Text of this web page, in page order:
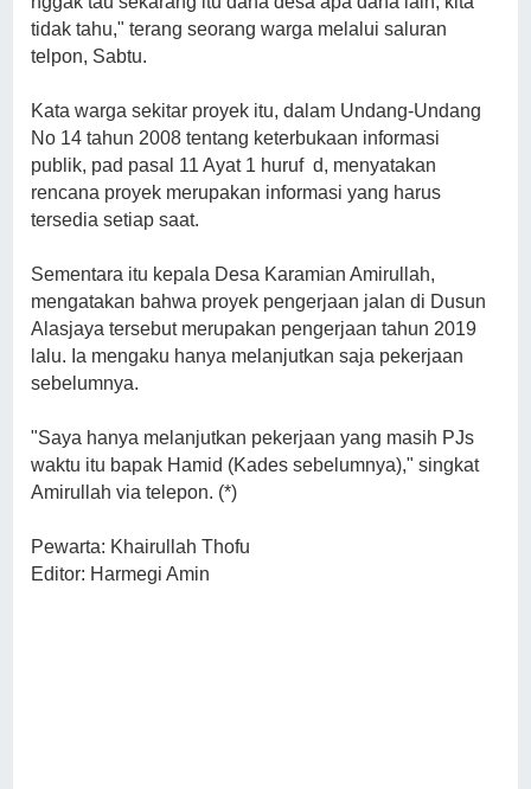
tidak tahu," terang seorang warga melalui saluran
telpon, Sabtu.
Kata warga sekitar proyek itu, dalam Undang-Undang
No 14 tahun 2008 tentang keterbukaan informasi
publik, pad pasal 11 Ayat 1 huruf d, menyatakan
rencana proyek merupakan informasi yang harus
tersedia setiap saat.
Sementara itu kepala Desa Karamian Amirullah,
mengatakan bahwa proyek pengerjaan jalan di Dusun
Alasjaya tersebut merupakan pengerjaan tahun 2019
lalu. Ia mengaku hanya melanjutkan saja pekerjaan
sebelumnya.
"Saya hanya melanjutkan pekerjaan yang masih PJs
waktu itu bapak Hamid (Kades sebelumnya)," singkat
Amirullah via telepon. (*)
Pewarta: Khairullah Thofu
Editor: Harmegi Amin